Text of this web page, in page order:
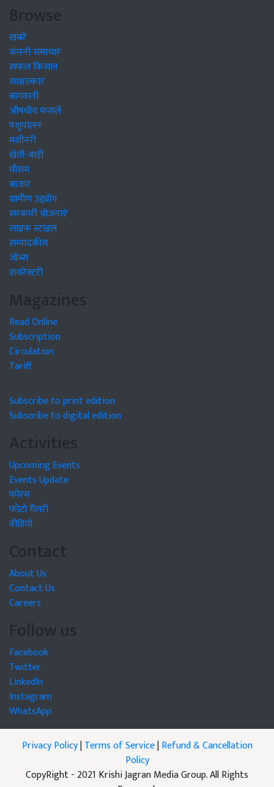
Browse
खबरें
कंपनी समाचार
सफल किसान
साक्षात्कार
बागवानी
औषधीय फसलें
पशुपालन
मशीनरी
खेती-बाड़ी
मौसम
बाजार
ग्रामीण उद्द्योग
सरकारी योजनाएं
लाइफ स्टाइल
सम्पादकीय
जॉब्स
डायरेक्टरी
Magazines
Read Online
Subscription
Circulation
Tariff
Subscribe to print edition
Subscribe to digital edition
Activities
Upcoming Events
Events Update
फोरम
फोटो गैलरी
वीडियो
Contact
About Us
Contact Us
Careers
Follow us
Facebook
Twitter
LinkedIn
Instagram
WhatsApp
Privacy Policy|Terms of Service|Refund & Cancellation
Policy
CopyRight - 2021 Krishi Jagran Media Group. All Rights